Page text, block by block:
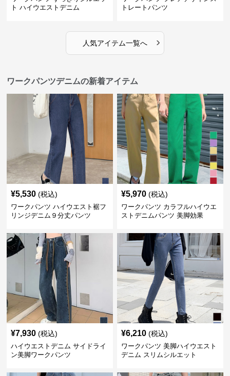
ト ハイウエストデニム
トレートパンツ
人気アイテム一覧へ ›
ワークパンツデニムの新着アイテム
¥5,530 (税込)
ワークパンツ ハイウエスト裾フ
リンジデニム９分丈パンツ
¥5,970 (税込)
ワークパンツ カラフルハイウエ
ストデニムパンツ 美脚効果
¥7,930 (税込)
ハイウエストデニム サイドライ
ン美脚ワークパンツ
¥6,210 (税込)
ワークパンツ 美脚ハイウエスト
デニム スリムシルエット